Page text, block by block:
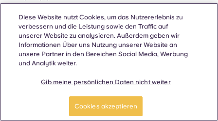
7.13 Indem du deine Zahlungsinformationen auf dieser
Website eingibst, ermächtigst du Entrata, (a) die
Richtigkeit dieser Informationen und (b) deine
Berechtigung zur Durchführung von Transaktionen auf
dem/den eingegebenen Konto/Konten über einen
überprüfen. Entrata nutzt Giact, um die
Kontoinhaberschaft und die Transaktionsberechtigung
in Echtzeit zu bestätigen, bevor die Zahlung oder
Diese Website nutzt Cookies, um das Nutzererlebnis zu
verbessern und die Leistung sowie den Traffic auf
unserer Website zu analysieren. Außerdem geben wir
Informationen Über uns Nutzung unserer Website an
unsere Partner in den Bereichen Social Media, Werbung
und Analytik weiter.
Gib meine persönlichen Daten nicht weiter
Cookies akzeptieren